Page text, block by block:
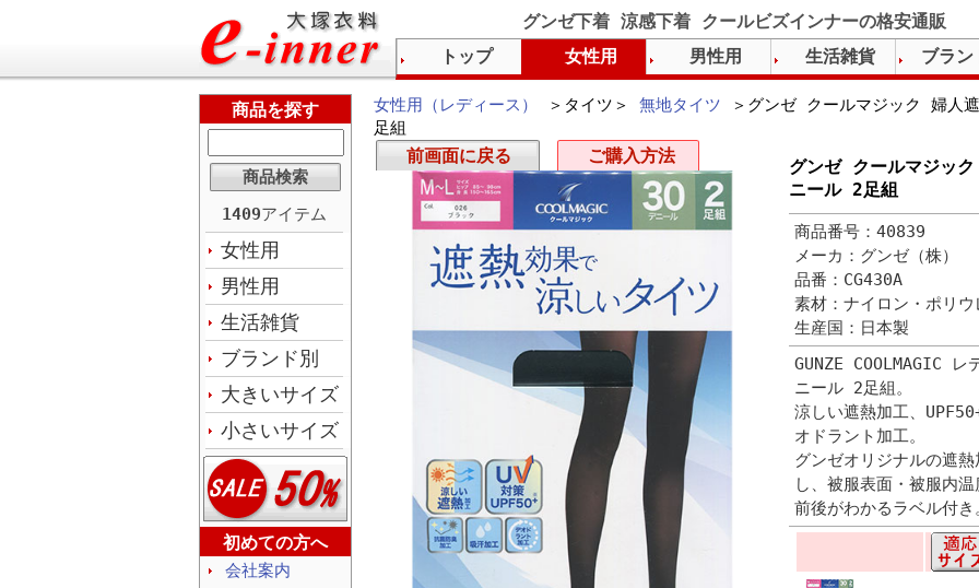
グンゼ下着 涼感下着 クールビズインナーの格安通販
女性用（レディース） ＞タイツ＞ 無地タイツ ＞グンゼ クールマジック 婦人
足組
グンゼ クールマジッ
ニール 2足組
商品番号：40839
メーカ：グンゼ（株）
品番：CG430A
素材：ナイロン・ポリウ
生産国：日本製
GUNZE COOLMAGIC
ニール 2足組。
涼しい遮熱加工、
オドラント加工。
グンゼオリジナルの遮
し、被服表面・被服内
前後がわかるラベル付き
前画面に戻る ご購入方法
商品を探す
1409アイテム
女性用
男性用
生活雑貨
ブランド別
大きいサイズ
小さいサイズ
初めての方へ
会社案内
トップ 女性用 男性用 生活雑貨 ブラン